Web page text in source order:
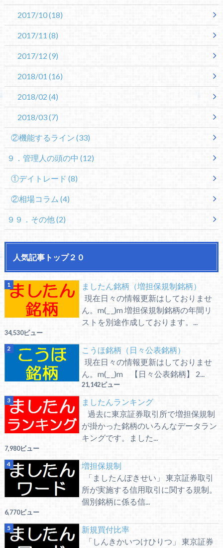
2017/10(18)
2017/11 (8)
2017/12 (9)
2018/01 (16)
2018/02 (4)
2018/03(7)
②機能するライン (33)
９．管理人の頭の中 (12)
①デイトレード (8)
②相場コラム (4)
９９．その他(2)
人気記事トップ２０
ましたん銘柄（増担保規制銘柄）
現在日々の情報更新はしておりませ
ん。m(_ _)m 増担保規制銘柄の年間リ
ストを別途作成しております。...
34,530ビュー
こうほ銘柄（日々公表銘柄）
現在日々の情報更新はしておりませ
ん。m(_ _)m 【日々公表銘柄】 2...
21,142ビュー
ましたんランキング
過去に東京証券取引所で増担保規制
が掛かった銘柄のいろんなデータラン
キングです。ました...
7,980ビュー
増担保規制
「ましたんぽきせい」 東京証券取引
所が実施する信用取引に関する規制。
個別銘柄に係る信...
6,770ビュー
新規買付比率
「しんきかいつけひりつ」 東京証券